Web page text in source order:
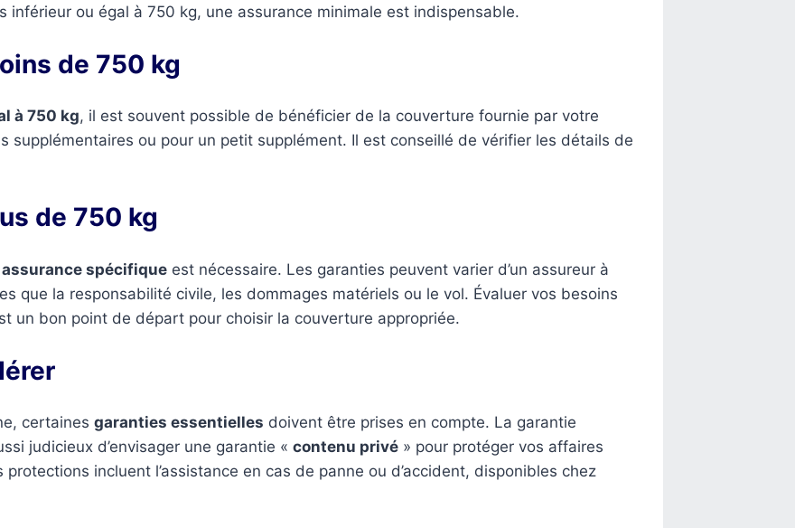
inférieur ou égal à 750 kg, une assurance minimale est indispensable.
de 750 kg
à 750 kg, il est souvent possible de bénéficier de la couverture fournie par votre
supplémentaires ou pour un petit supplément. Il est conseillé de vérifier les détails de
de 750 kg
assurance spécifique est nécessaire. Les garanties peuvent varier d’un assureur à
que la responsabilité civile, les dommages matériels ou le vol. Évaluer vos besoins
un bon point de départ pour choisir la couverture appropriée.
certaines garanties essentielles doivent être prises en compte. La garantie
judicieux d’envisager une garantie « contenu privé » pour protéger vos affaires
incluent l’assistance en cas de panne ou d’accident, disponibles chez